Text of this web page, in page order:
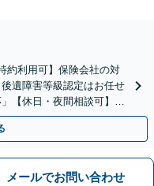
約利用可】保険会社の対
遺障害等級認定はお任せ
【休日・夜間相談可】相
メールでお問い合わせ